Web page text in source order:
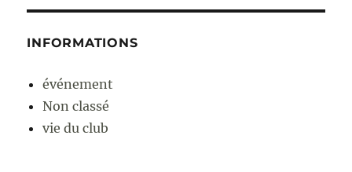
INFORMATIONS
événement
Non classé
vie du club